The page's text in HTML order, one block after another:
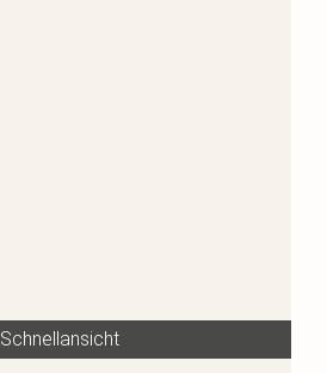
Schnellansicht